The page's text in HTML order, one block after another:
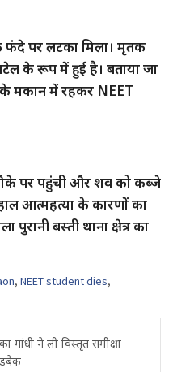
फंदे पर लटका मिला। मृतक
के रूप में हुई है। बताया जा
के मकान में रहकर NEET
पर पहुंची और शव को कब्जे
आत्महत्या के कारणों का
पुरानी बस्ती थाना क्षेत्र का
, NEET student dies,
गांधी ने ली विस्तृत समीक्षा